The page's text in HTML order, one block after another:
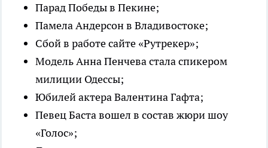
Парад Победы в Пекине;
Памела Андерсон в Владивостоке;
Сбой в работе сайте «Рутрекер»;
Модель Анна Пенчева стала спикером
милиции Одессы;
Юбилей актера Валентина Гафта;
Певец Баста вошел в состав жюри шоу
«Голос»;